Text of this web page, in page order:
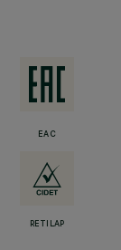
EAC
RETILAP